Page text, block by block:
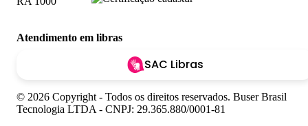
Atendimento em libras
SAC Libras
© 2026 Copyright - Todos os direitos reservados. Buser Brasil
Tecnologia LTDA - CNPJ: 29.365.880/0001-81